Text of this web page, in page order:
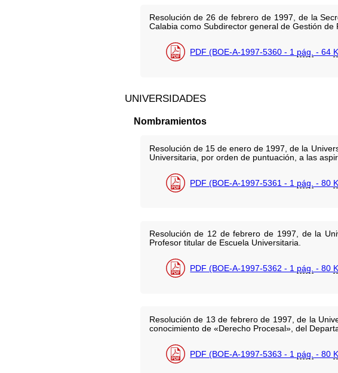
Resolución de 26 de febrero de 1997, de la
Calabia como Subdirector general de Gestión de
PDF (BOE-A-1997-5360 - 1 pág. - 64
UNIVERSIDADES
Nombramientos
Resolución de 15 de enero de 1997, de la
Universitaria, por orden de puntuación, a las
PDF (BOE-A-1997-5361 - 1 pág. - 80
Resolución de 12 de febrero de 1997, de la
Profesor titular de Escuela Universitaria.
PDF (BOE-A-1997-5362 - 1 pág. - 80
Resolución de 13 de febrero de 1997, de la
conocimiento de «Derecho Procesal», del
PDF (BOE-A-1997-5363 - 1 pág. - 80